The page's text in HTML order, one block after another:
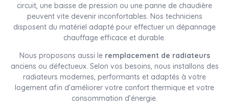
circuit, une baisse de pression ou une panne de chaudière
peuvent vite devenir inconfortables. Nos techniciens
disposent du matériel adapté pour effectuer un dépannage
chauffage efficace et durable.
Nous proposons aussi le remplacement de radiateurs
anciens ou défectueux. Selon vos besoins, nous installons des
radiateurs modernes, performants et adaptés à votre
logement afin d’améliorer votre confort thermique et votre
consommation d’énergie.